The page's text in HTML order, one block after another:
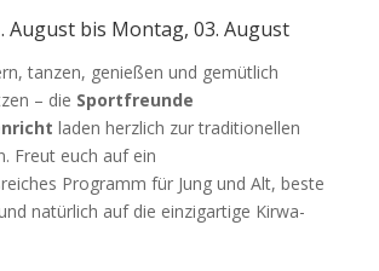
August bis Montag, 03. August
tanzen, genießen und gemütlich
– die Sportfreunde
laden herzlich zur traditionellen
Freut euch auf ein
Programm für Jung und Alt, beste
natürlich auf die einzigartige Kirwa-